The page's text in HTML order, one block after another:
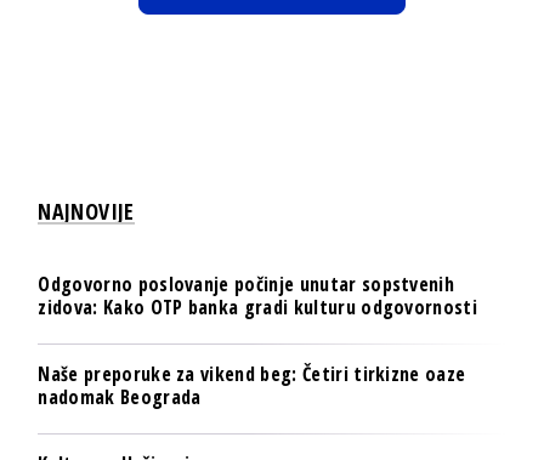
NAJNOVIJE
Odgovorno poslovanje počinje unutar sopstvenih
zidova: Kako OTP banka gradi kulturu odgovornosti
Naše preporuke za vikend beg: Četiri tirkizne oaze
nadomak Beograda